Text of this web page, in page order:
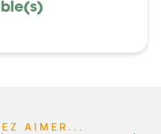
AIMER...